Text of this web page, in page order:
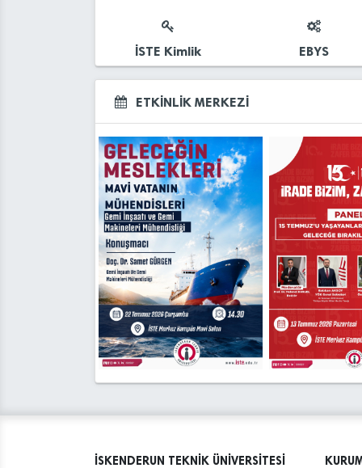
İSTE Kimlik EBYS
ETKİNLİK MERKEZİ
İSKENDERUN TEKNİK ÜNİVERSİTESİ